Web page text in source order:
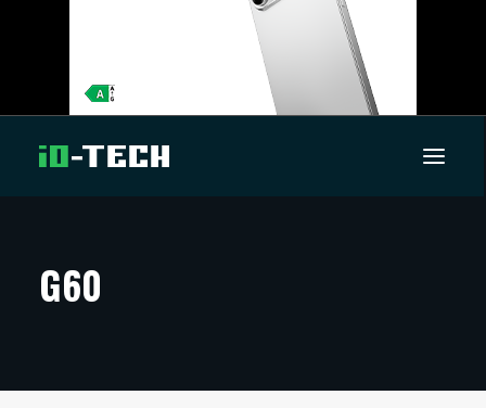
ARTIKKELIT
TECHBBS
G60